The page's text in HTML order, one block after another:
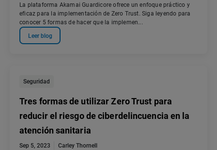
La plataforma Akamai Guardicore ofrece un enfoque práctico y
eficaz para la implementación de Zero Trust. Siga leyendo para
conocer 5 formas de hacer que la implemen...
Leer blog
Seguridad
Tres formas de utilizar Zero Trust para
reducir el riesgo de ciberdelincuencia en la
atención sanitaria
Sep 5, 2023
Carley Thornell